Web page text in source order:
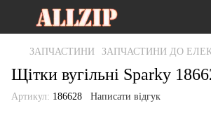
ЗАПЧАСТИНИ ЗАПЧАСТИНИ ДО
Щітки вугільні Sparky
Артикул: 186628 Написати відгук